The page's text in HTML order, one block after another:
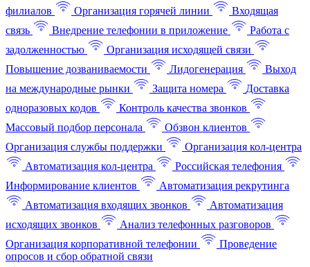
филиалов
Организация горячей линии
Входящая
связь
Внедрение телефонии в приложение
Работа с
задолженностью
Организация исходящей связи
Повышение дозваниваемости
Лидогенерация
Выход
на международные рынки
Защита номера
Доставка
одноразовых кодов
Контроль качества звонков
Массовый подбор персонала
Обзвон клиентов
Организация службы поддержки
Организация кол-центра
Автоматизация кол-центра
Российская телефония
Информирование клиентов
Автоматизация рекрутинга
Автоматизация входящих звонков
Автоматизация
исходящих звонков
Анализ телефонных разговоров
Организация корпоративной телефонии
Проведение
опросов и сбор обратной связи